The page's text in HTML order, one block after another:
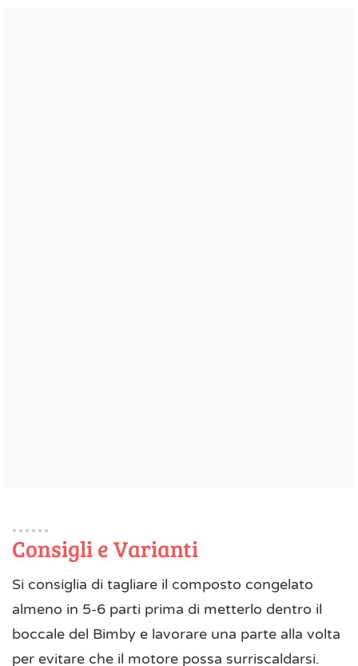
Consigli e Varianti
Si consiglia di tagliare il composto congelato
almeno in 5-6 parti prima di metterlo dentro il
boccale del Bimby e lavorare una parte alla volta
per evitare che il motore possa surriscaldarsi.